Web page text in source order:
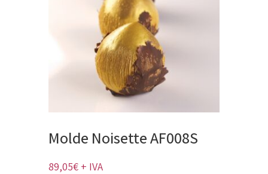
Molde Noisette AF008S
89,05€ + IVA